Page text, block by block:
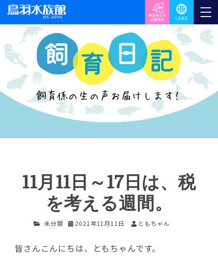
11月11日～17日は、税
を考える週間。
未分類 2021年11月11日 ともちゃん
皆さんこんにちは、ともちゃんです。